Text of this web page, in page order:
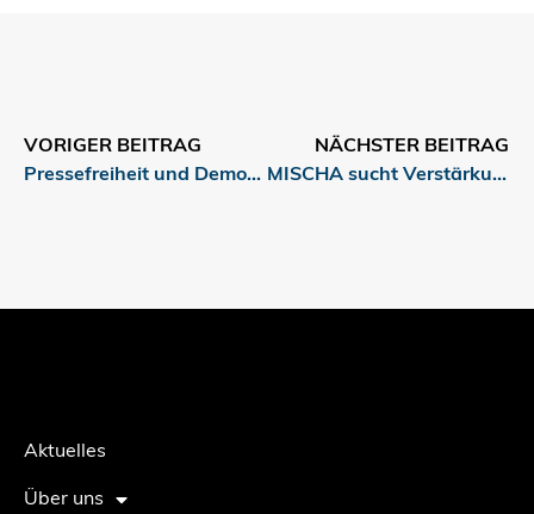
VORIGER BEITRAG
Pressefreiheit und Demokratie
NÄCHSTER BEITRAG
MISCHA sucht Verstärkung
Aktuelles
Über uns